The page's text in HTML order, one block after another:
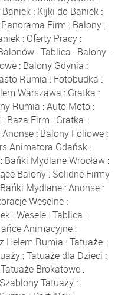
: Kijki do Baniek :
Panorama Firm : Balony :
: Oferty Pracy:
:Tablica : Balony:
: Balony Gdynia :
Rumia : Fotobudka :
Warszawa : Gratka :
Rumia :Auto Moto :
: Baza Firm : Gratka :
Anonse : Balony Foliowe :
Animatora Gdańsk :
: Bańki Mydlane Wrocław:
Balony: Solidne Firmy
Bańki Mydlane:Anonse:
Weselne :
:Wesele:Tablica :
Animacyjne :
Helem Rumia :Tatuaże:
:Tatuaże dla Dzieci :
Tatuaże Brokatowe:
Szablony Tatuaży :